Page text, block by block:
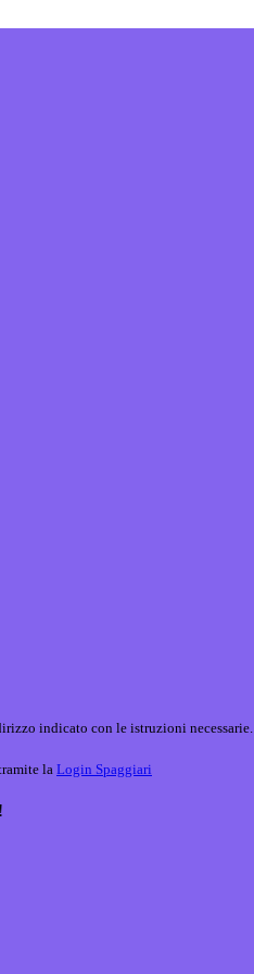
indicato con le istruzioni necessarie.
la Login Spaggiari